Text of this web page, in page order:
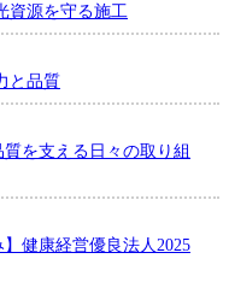
資源を守る施工
と品質
を支える日々の取り組
健康経営優良法人2025